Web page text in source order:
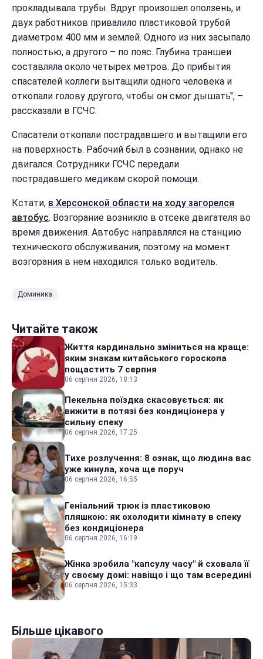
прокладывала трубы. Вдруг произошел оползень, и
двух работников привалило пластиковой трубой
диаметром 400 мм и землей. Одного из них засыпало
полностью, а другого – по пояс. Глубина траншеи
составляла около четырех метров. До прибытия
спасателей коллеги вытащили одного человека и
откопали голову другого, чтобы он смог дышать", –
рассказали в ГСЧС.
Спасатели откопали пострадавшего и вытащили его
на поверхность. Рабочий был в сознании, однако не
двигался. Сотрудники ГСЧС передали
пострадавшего медикам скорой помощи.
Кстати, в Херсонской области на ходу загорелся
автобус. Возгорание возникло в отсеке двигателя во
время движения. Автобус направлялся на станцию ​​
технического обслуживания, поэтому на момент
возгорания в нем находился только водитель.
Доминика
Читайте також
Життя кардинально зміниться на краще:
яким знакам китайського гороскопа
пощастить 7 серпня
06 серпня 2026, 18:13
Пекельна поїздка скасовується: як
вижити в потязі без кондиціонера у
сильну спеку
06 серпня 2026, 17:25
Тихе розлучення: 8 ознак, що людина вас
уже кинула, хоча ще поруч
06 серпня 2026, 16:55
Геніальний трюк із пластиковою
пляшкою: як охолодити кімнату в спеку
без кондиціонера
06 серпня 2026, 16:19
Жінка зробила "капсулу часу" й сховала її
у своєму домі: навіщо і що там всередині
06 серпня 2026, 15:33
Більше цікавого